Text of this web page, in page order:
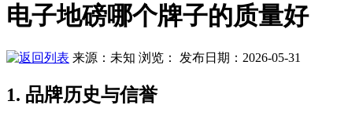
电子地磅哪个牌子的质量好
来源：未知 浏览： 发布日期：2026-05-31
1. 品牌历史与信誉